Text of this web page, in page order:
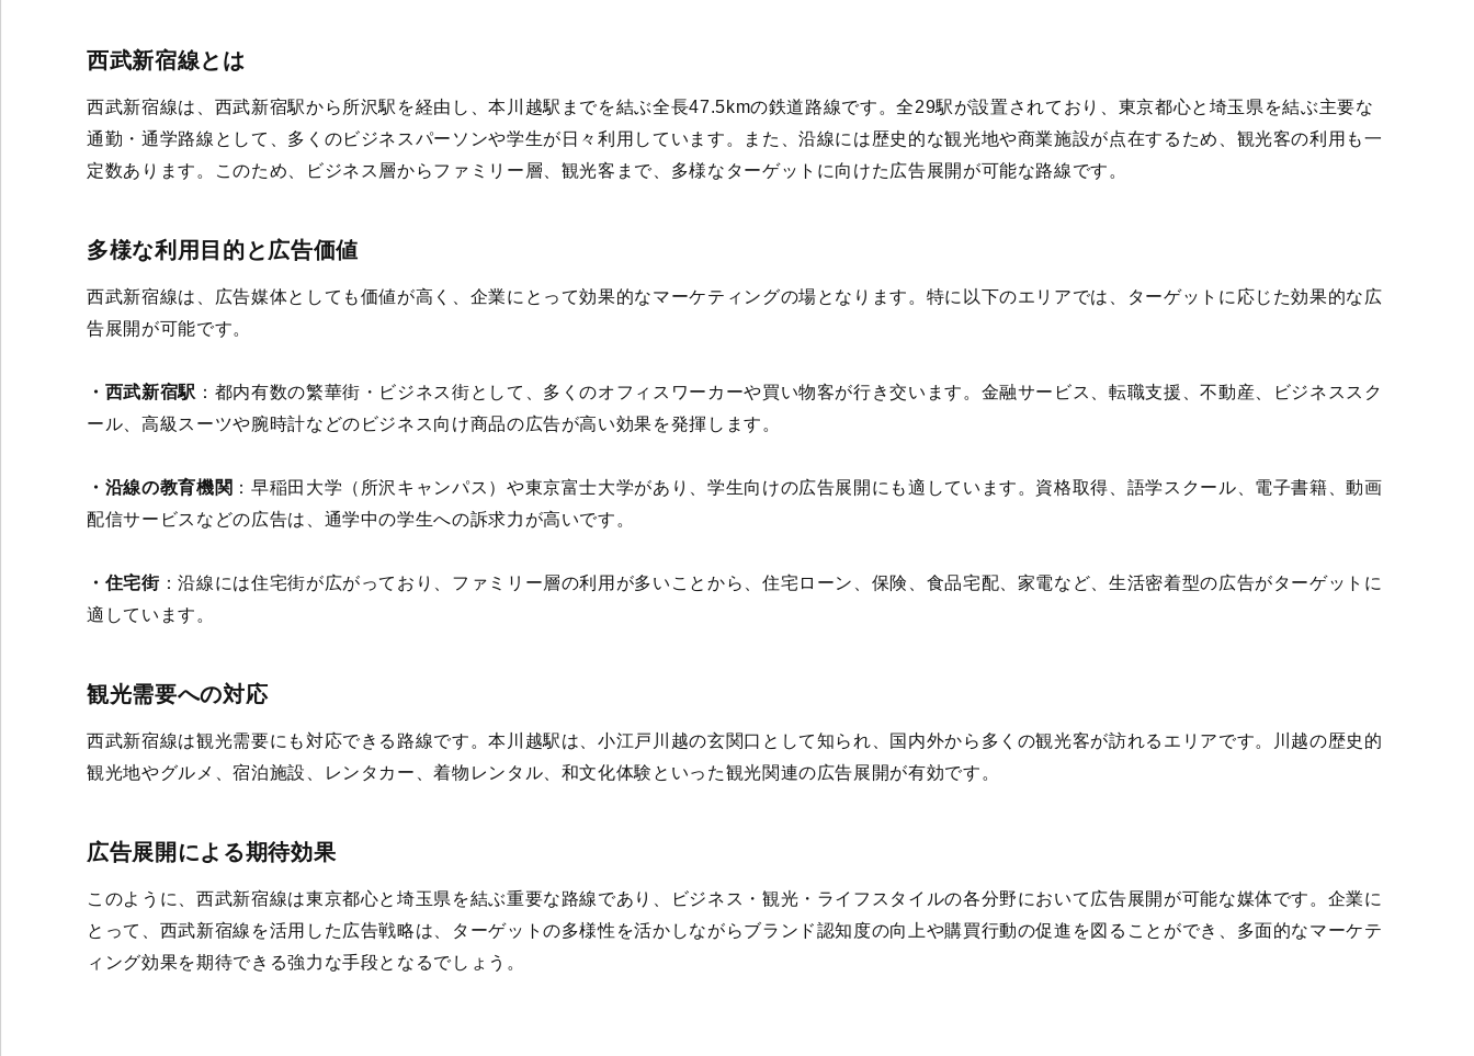
西武新宿線とは
西武新宿線は、西武新宿駅から所沢駅を経由し、本川越駅までを結ぶ全長47.5kmの鉄道路線です。全29駅が設置されており、東京都心と埼玉県を結ぶ主要な
通勤・通学路線として、多くのビジネスパーソンや学生が日々利用しています。また、沿線には歴史的な観光地や商業施設が点在するため、観光客の利用も一
定数あります。このため、ビジネス層からファミリー層、観光客まで、多様なターゲットに向けた広告展開が可能な路線です。
多様な利用目的と広告価値
西武新宿線は、広告媒体としても価値が高く、企業にとって効果的なマーケティングの場となります。特に以下のエリアでは、ターゲットに応じた効果的な広
告展開が可能です。
・西武新宿駅 ：都内有数の繁華街・ビジネス街として、多くのオフィスワーカーや買い物客が行き交います。金融サービス、転職支援、不動産、ビジネススク
ール、高級スーツや腕時計などのビジネス向け商品の広告が高い効果を発揮します。
・沿線の教育機関 ：早稲田大学（所沢キャンパス）や東京富士大学があり、学生向けの広告展開にも適しています。資格取得、語学スクール、電子書籍、動画
配信サービスなどの広告は、通学中の学生への訴求力が高いです。
・住宅街：沿線には住宅街が広がっており、ファミリー層の利用が多いことから、住宅ローン、保険、食品宅配、家電など、生活密着型の広告がターゲットに
適しています。
観光需要への対応
西武新宿線は観光需要にも対応できる路線です。本川越駅は、小江戸川越の玄関口として知られ、国内外から多くの観光客が訪れるエリアです。川越の歴史的
観光地やグルメ、宿泊施設、レンタカー、着物レンタル、和文化体験といった観光関連の広告展開が有効です。
広告展開による期待効果
このように、西武新宿線は東京都心と埼玉県を結ぶ重要な路線であり、ビジネス・観光・ライフスタイルの各分野において広告展開が可能な媒体です。企業に
とって、西武新宿線を活用した広告戦略は、ターゲットの多様性を活かしながらブランド認知度の向上や購買行動の促進を図ることができ、多面的なマーケテ
ィング効果を期待できる強力な手段となるでしょう。